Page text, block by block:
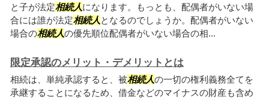
と子が法定相続人になります。もっとも、配偶者がいない場
合には誰が法定相続人 となるのでしょうか。配偶者がいない
場合の相続人の優先順位配偶者がいない場合の相...
限定承認のメリット・デメリットとは
相続は、単純承認すると、被相続人の一切の権利義務全てを
承継することになるため、借金などのマイナスの財産も含め